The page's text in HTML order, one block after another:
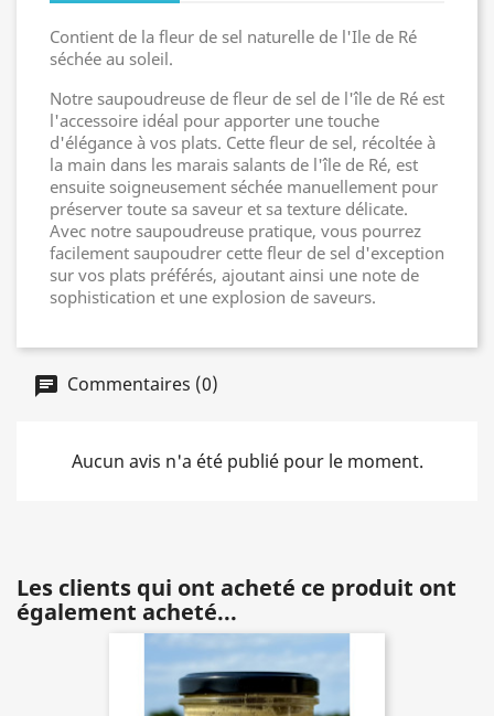
Contient de la fleur de sel naturelle de l'Ile de Ré
séchée au soleil.
Notre saupoudreuse de fleur de sel de l'île de Ré est
l'accessoire idéal pour apporter une touche
d'élégance à vos plats. Cette fleur de sel, récoltée à
la main dans les marais salants de l'île de Ré, est
ensuite soigneusement séchée manuellement pour
préserver toute sa saveur et sa texture délicate.
Avec notre saupoudreuse pratique, vous pourrez
facilement saupoudrer cette fleur de sel d'exception
sur vos plats préférés, ajoutant ainsi une note de
sophistication et une explosion de saveurs.
Commentaires (0)
Aucun avis n'a été publié pour le moment.
Les clients qui ont acheté ce produit ont
également acheté...